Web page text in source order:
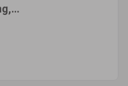
d)